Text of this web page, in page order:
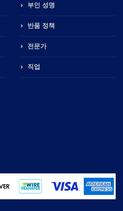
부인 성명
반품 정책
전문가
직업